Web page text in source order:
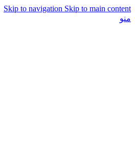
Skip to navigation Skip to main content
منو